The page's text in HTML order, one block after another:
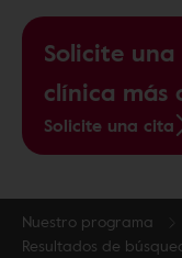
Solicite
clínica más
Solicite una cita
Nuestro programa
Resultados de